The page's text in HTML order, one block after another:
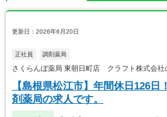
更新日：2026年6月20日
正社員 調剤薬局
さくらんぼ薬局 東朝日町店 クラフト株式会社
【島根県松江市】年間休日126日
剤薬局の求人です。